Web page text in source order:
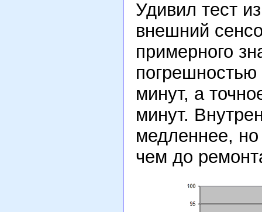
Удивил тест
внешний
примерного
погрешностью
минут, а
минут.
медленнее,
чем до